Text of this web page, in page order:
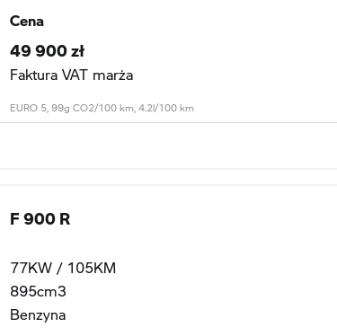
Cena
49 900 zł
Faktura VAT marża
EURO 5, 99g CO2/100 km, 4.2l/100 km
F 900 R
77KW / 105KM
895cm3
Benzyna